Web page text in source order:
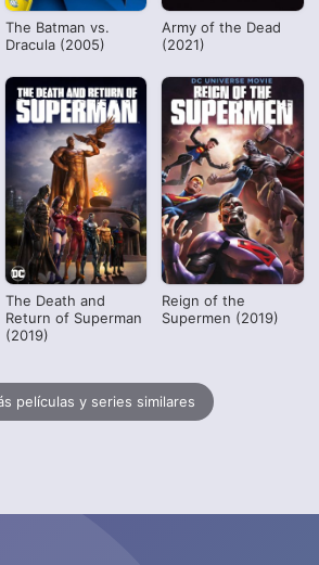
The Batman vs.
Dracula (2005)
Army of the Dead
(2021)
The Death and
Return of Superman
(2019)
Reign of the
Supermen (2019)
películas y series similares